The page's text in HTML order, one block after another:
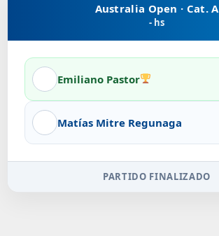
Australia Open · Cat. A
- hs
Emiliano Pastor
Matías Mitre Regunaga
PARTIDO FINALIZADO